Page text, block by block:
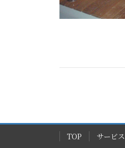
TOP サービス